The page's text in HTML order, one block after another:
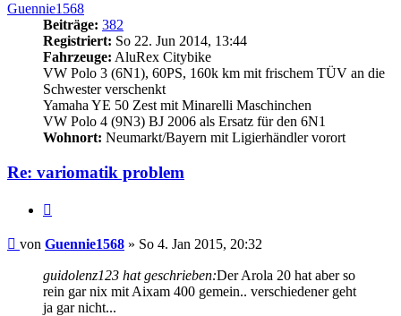
Guennie1568
Beiträge: 382
Registriert: So 22. Jun 2014, 13:44
Fahrzeuge: AluRex Citybike
VW Polo 3 (6N1), 60PS, 160k km mit frischem TÜV an die
Schwester verschenkt
Yamaha YE 50 Zest mit Minarelli Maschinchen
VW Polo 4 (9N3) BJ 2006 als Ersatz für den 6N1
Wohnort: Neumarkt/Bayern mit Ligierhändler vorort
Re: variomatik problem
Beitrag
von Guennie1568 » So 4. Jan 2015, 20:32
guidolenz123 hat geschrieben:Der Arola 20 hat aber so
rein gar nix mit Aixam 400 gemein.. verschiedener geht
ja gar nicht...